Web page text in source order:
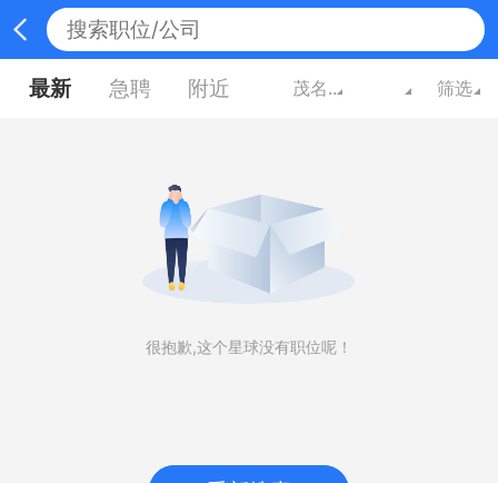
最新 急聘 附近 茂名广东 筛选
很抱歉,这个星球没有职位呢！